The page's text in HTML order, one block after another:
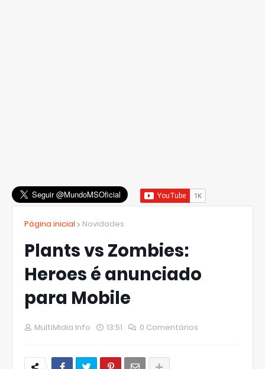
Página inicial Novidades
Plants vs Zombies:
Heroes é anunciado
para Mobile
MultiMidia Info 13:51 0 Comentários